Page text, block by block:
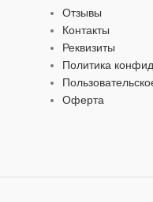
по металлу,
Отзывы
Контакты
Реквизиты
Политика
Оферта